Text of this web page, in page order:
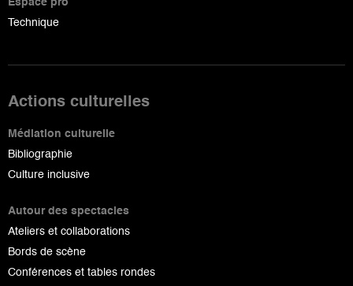
Technique
Actions culturelles
Médiation culturelle
Bibliographie
Culture inclusive
Autour des spectacles
Ateliers et collaborations
Bords de scène
Conférences et tables rondes